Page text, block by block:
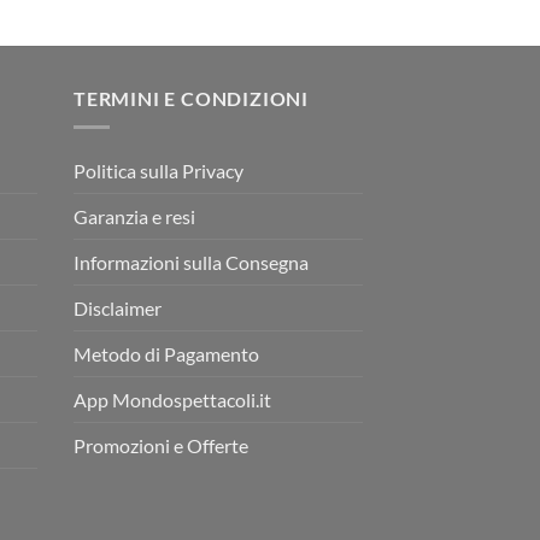
TERMINI E CONDIZIONI
Politica sulla Privacy
Garanzia e resi
Informazioni sulla Consegna
Disclaimer
Metodo di Pagamento
App Mondospettacoli.it
Promozioni e Offerte